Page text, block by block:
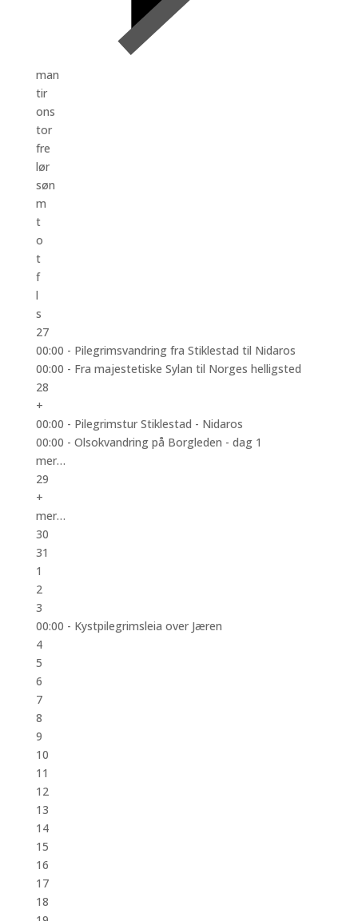
man
tir
ons
tor
fre
lør
søn
m
t
o
t
f
l
s
27
00:00 - Pilegrimsvandring fra Stiklestad til Nidaros
00:00 - Fra majestetiske Sylan til Norges helligsted
28
+
00:00 - Pilegrimstur Stiklestad - Nidaros
00:00 - Olsokvandring på Borgleden - dag 1
mer…
29
+
mer…
30
31
1
2
3
00:00 - Kystpilegrimsleia over Jæren
4
5
6
7
8
9
10
11
12
13
14
15
16
17
18